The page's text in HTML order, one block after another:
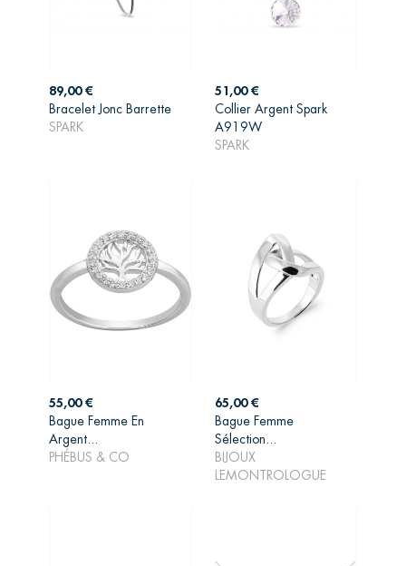
Prix
89,00 €
Bracelet Jonc Barrette
SPARK
AJOUTER AU
Prix
51,00 €
Collier Argent Spark
A919W
SPARK
AJOUTER AU
Prix
55,00 €
Bague Femme En
Argent...
PHÉBUS & CO
AJOUTER AU
PANIER
Prix
65,00 €
Bague Femme
Sélection...
BIJOUX
LEMONTROLOGUE
AJOUTER AU